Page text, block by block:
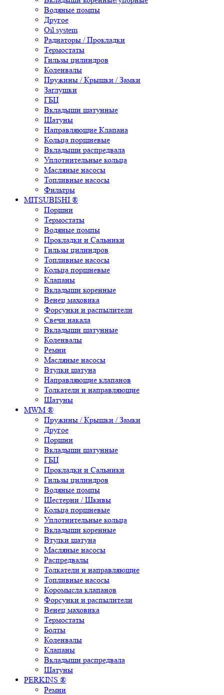
Водяные помпы
Другое
Oil system
Радиаторы / Прокладки
Термостаты
Гильзы цилиндров
Коленвалы
Пружины / Крышки / Замки
Заглушки
ГБЦ
Вкладыши шатунные
Шатуны
Направляющие Клапана
Кольца поршневые
Вкладыши распредвала
Уплотнительные кольца
Масляные насосы
Топливные насосы
Фильтры
MITSUBISHI ®
Поршни
Термостаты
Водяные помпы
Прокладки и Сальники
Гильзы цилиндров
Топливные насосы
Кольца поршневые
Клапаны
Вкладыши коренные
Венец маховика
Форсунки и распылители
Свечи накала
Вкладыши шатунные
Коленвалы
Ремни
Масляные насосы
Втулки шатуна
Направляющие клапанов
Толкатели и направляющие
Шатуны
MWM ®
Пружины / Крышки / Замки
Другое
Поршни
Вкладыши шатунные
ГБЦ
Прокладки и Сальники
Гильзы цилиндров
Водяные помпы
Шестерни / Шкивы
Кольца поршневые
Уплотнительные кольца
Вкладыши коренные
Втулки шатуна
Масляные насосы
Распредвалы
Толкатели и направляющие
Топливные насосы
Коромысла клапанов
Форсунки и распылители
Венец маховика
Термостаты
Болты
Коленвалы
Клапаны
Вкладыши распредвала
Шатуны
PERKINS ®
Ремни